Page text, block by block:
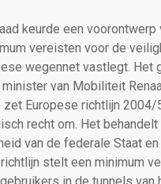
keurde een voorontwerp
vereisten voor de
wegennet vastlegt. Het
van Mobiliteit
Europese richtlijn 2004/
recht om. Het
van de federale Staat
richtlijn stelt een minimum